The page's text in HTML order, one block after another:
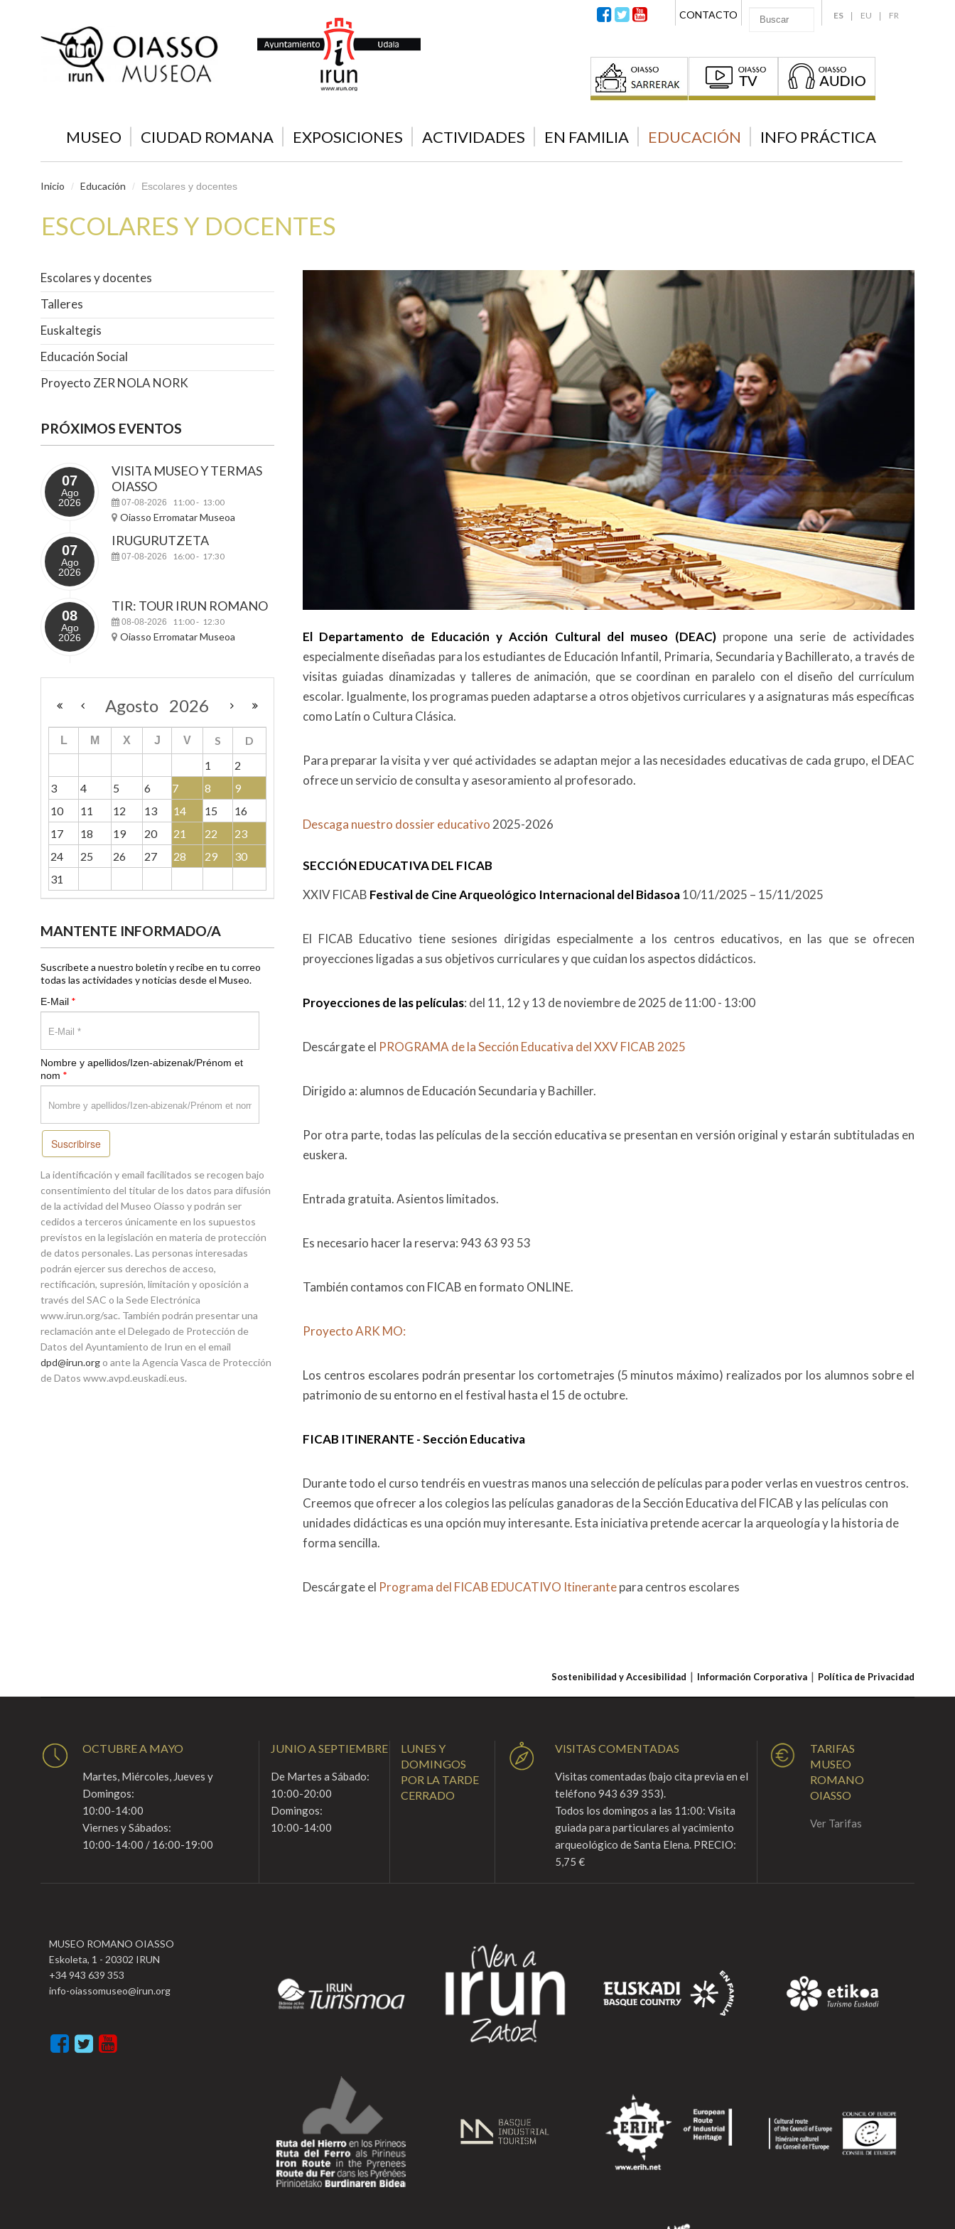
ES EU FR
CONTACTO
MUSEO CIUDAD ROMANA EXPOSICIONES ACTIVIDADES EN FAMILIA EDUCACIÓN INFO PRÁCTICA
Inicio / Educación / Escolares y docentes
ESCOLARES Y DOCENTES
El Departamento de Educación y Acción Cultural del museo (DEAC)propone una serie de actividades
especialmente diseñadas para los estudiantes de Educación Infantil, Primaria, Secundaria y Bachillerato, a través de
visitas guiadas dinamizadas y talleres de animación, que se coordinan en paralelo con el diseño del currículum
escolar. Igualmente, los programas pueden adaptarse a otros objetivos curriculares y a asignaturas más específicas
como Latín o Cultura Clásica.
Para preparar la visita y ver qué actividades se adaptan mejor a las necesidades educativas de cada grupo, el DEAC
ofrece un servicio de consulta y asesoramiento al profesorado.
Descaga nuestro dossier educativo2025-2026
SECCIÓN EDUCATIVA DEL FICAB
XXIV FICAB Festival de Cine Arqueológico Internacional del Bidasoa10/11/2025 – 15/11/2025
El FICAB Educativo tiene sesiones dirigidas especialmente a los centros educativos, en las que se ofrecen
proyecciones ligadas a sus objetivos curriculares y que cuidan los aspectos didácticos.
Proyecciones de las películas: del 11, 12 y 13 de noviembre de 2025 de 11:00 - 13:00
Descárgate el PROGRAMA de la Sección Educativa del XXV FICAB 2025
Dirigido a: alumnos de Educación Secundaria y Bachiller.
Por otra parte, todas las películas de la sección educativa se presentan en versión original y estarán subtituladas en
euskera.
Entrada gratuita. Asientos limitados.
Es necesario hacer la reserva: 943 63 93 53
También contamos con FICAB en formato ONLINE.
Proyecto ARK MO:
Los centros escolares podrán presentar los cortometrajes (5 minutos máximo) realizados por los alumnos sobre el
patrimonio de su entorno en el festival hasta el 15 de octubre.
FICAB ITINERANTE - Sección Educativa
Durante todo el curso tendréis en vuestras manos una selección de películas para poder verlas en vuestros centros.
Creemos que ofrecer a los colegios las películas ganadoras de la Sección Educativa del FICAB y las películas con
unidades didácticas es una opción muy interesante. Esta iniciativa pretende acercar la arqueología y la historia de
forma sencilla.
Descárgate el Programa del FICAB EDUCATIVO Itinerantepara centros escolares
Escolares y docentes
Talleres
Euskaltegis
Educación Social
Proyecto ZER NOLA NORK
PRÓXIMOS EVENTOS
07
Ago
2026
VISITA MUSEO Y TERMAS
OIASSO
07-08-2026 11:00- 13:00
Oiasso Erromatar Museoa
07
Ago
2026
IRUGURUTZETA
07-08-2026 16:00- 17:30
08
Ago
2026
TIR: TOUR IRUN ROMANO
08-08-2026 11:00- 12:30
Oiasso Erromatar Museoa
Agosto 2026
L M X J V S
D
1
2
3
4 5 6 7 8
9
10
11 12 13 14 15
16
17
18 19 20 21 22
23
24
25 26 27 28 29
30
31
MANTENTE INFORMADO/A
Suscríbete a nuestro boletín y recibe en tu correo
todas las actividades y noticias desde el Museo.
E-Mail *
Nombre y apellidos/Izen-abizenak/Prénom et
nom *
Suscribirse
La identificación y email facilitados se recogen bajo
consentimiento del titular de los datos para difusión
de la actividad del Museo Oiasso y podrán ser
cedidos a terceros únicamente en los supuestos
previstos en la legislación en materia de protección
de datos personales. Las personas interesadas
podrán ejercer sus derechos de acceso,
rectificación, supresión, limitación y oposición a
través del SAC o la Sede Electrónica
www.irun.org/sac. También podrán presentar una
reclamación ante el Delegado de Protección de
Datos del Ayuntamiento de Irun en el email
dpd@irun.org o ante la Agencia Vasca de Protección
de Datos www.avpd.euskadi.eus.
Sostenibilidad y Accesibilidad Información Corporativa Política de Privacidad
OCTUBRE A MAYO
Martes, Miércoles, Jueves y
Domingos:
10:00-14:00
Viernes y Sábados:
10:00-14:00 / 16:00-19:00
JUNIO A SEPTIEMBRE
De Martes a Sábado:
10:00-20:00
Domingos:
10:00-14:00
LUNES Y
DOMINGOS
POR LA TARDE
CERRADO
VISITAS COMENTADAS
Visitas comentadas (bajo cita previa en el
teléfono 943 639 353).
Todos los domingos a las 11:00: Visita
guiada para particulares al yacimiento
arqueológico de Santa Elena. PRECIO:
5,75 €
TARIFAS
MUSEO
ROMANO
OIASSO
Ver Tarifas
MUSEO ROMANO OIASSO
Eskoleta, 1 - 20302 IRUN
+34 943 639 353
info-oiassomuseo@irun.org